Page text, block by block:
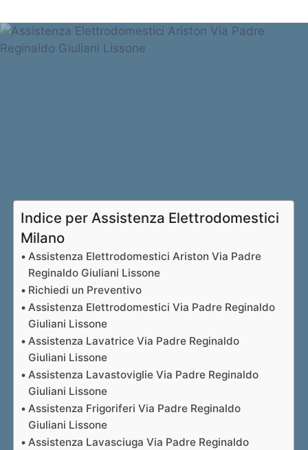
Indice per Assistenza Elettrodomestici
Milano
Assistenza Elettrodomestici Ariston Via Padre
Reginaldo Giuliani Lissone
Richiedi un Preventivo
Assistenza Elettrodomestici Via Padre Reginaldo
Giuliani Lissone
Assistenza Lavatrice Via Padre Reginaldo
Giuliani Lissone
Assistenza Lavastoviglie Via Padre Reginaldo
Giuliani Lissone
Assistenza Frigoriferi Via Padre Reginaldo
Giuliani Lissone
Assistenza Lavasciuga Via Padre Reginaldo